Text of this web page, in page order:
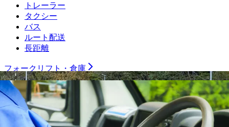
トレーラー
タクシー
バス
ルート配送
長距離
フォークリフト・倉庫
運行管理者
施工管理技士
土木施工管理技士
電気工事施工管理技士